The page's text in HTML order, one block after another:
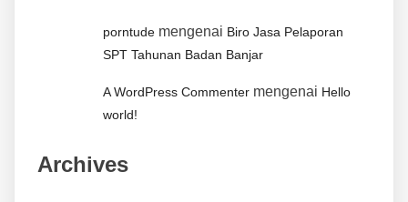
porntude mengenai Biro Jasa Pelaporan
SPT Tahunan Badan Banjar
A WordPress Commenter mengenai Hello
world!
Archives